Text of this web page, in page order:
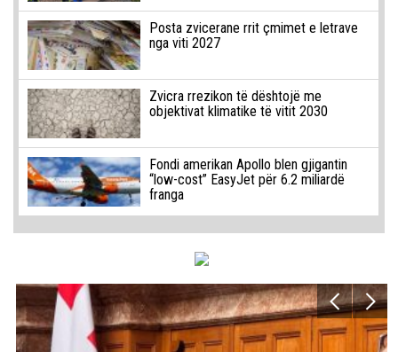
Posta zvicerane rrit çmimet e letrave
nga viti 2027
Zvicra rrezikon të dështojë me
objektivat klimatike të vitit 2030
Fondi amerikan Apollo blen gjigantin
“low-cost” EasyJet për 6.2 miliardë
franga